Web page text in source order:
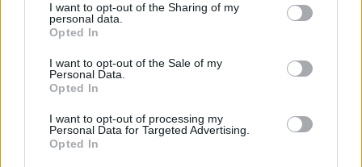
I want to opt-out of the Sharing of my
personal data.
Opted In
I want to opt-out of the Sale of my
Personal Data.
Opted In
I want to opt-out of processing my
Personal Data for Targeted Advertising.
Opted In
TV-Film/ TV-Märchenfilm
Wunderschön
ihres...
Wunderschön
Spielfilm